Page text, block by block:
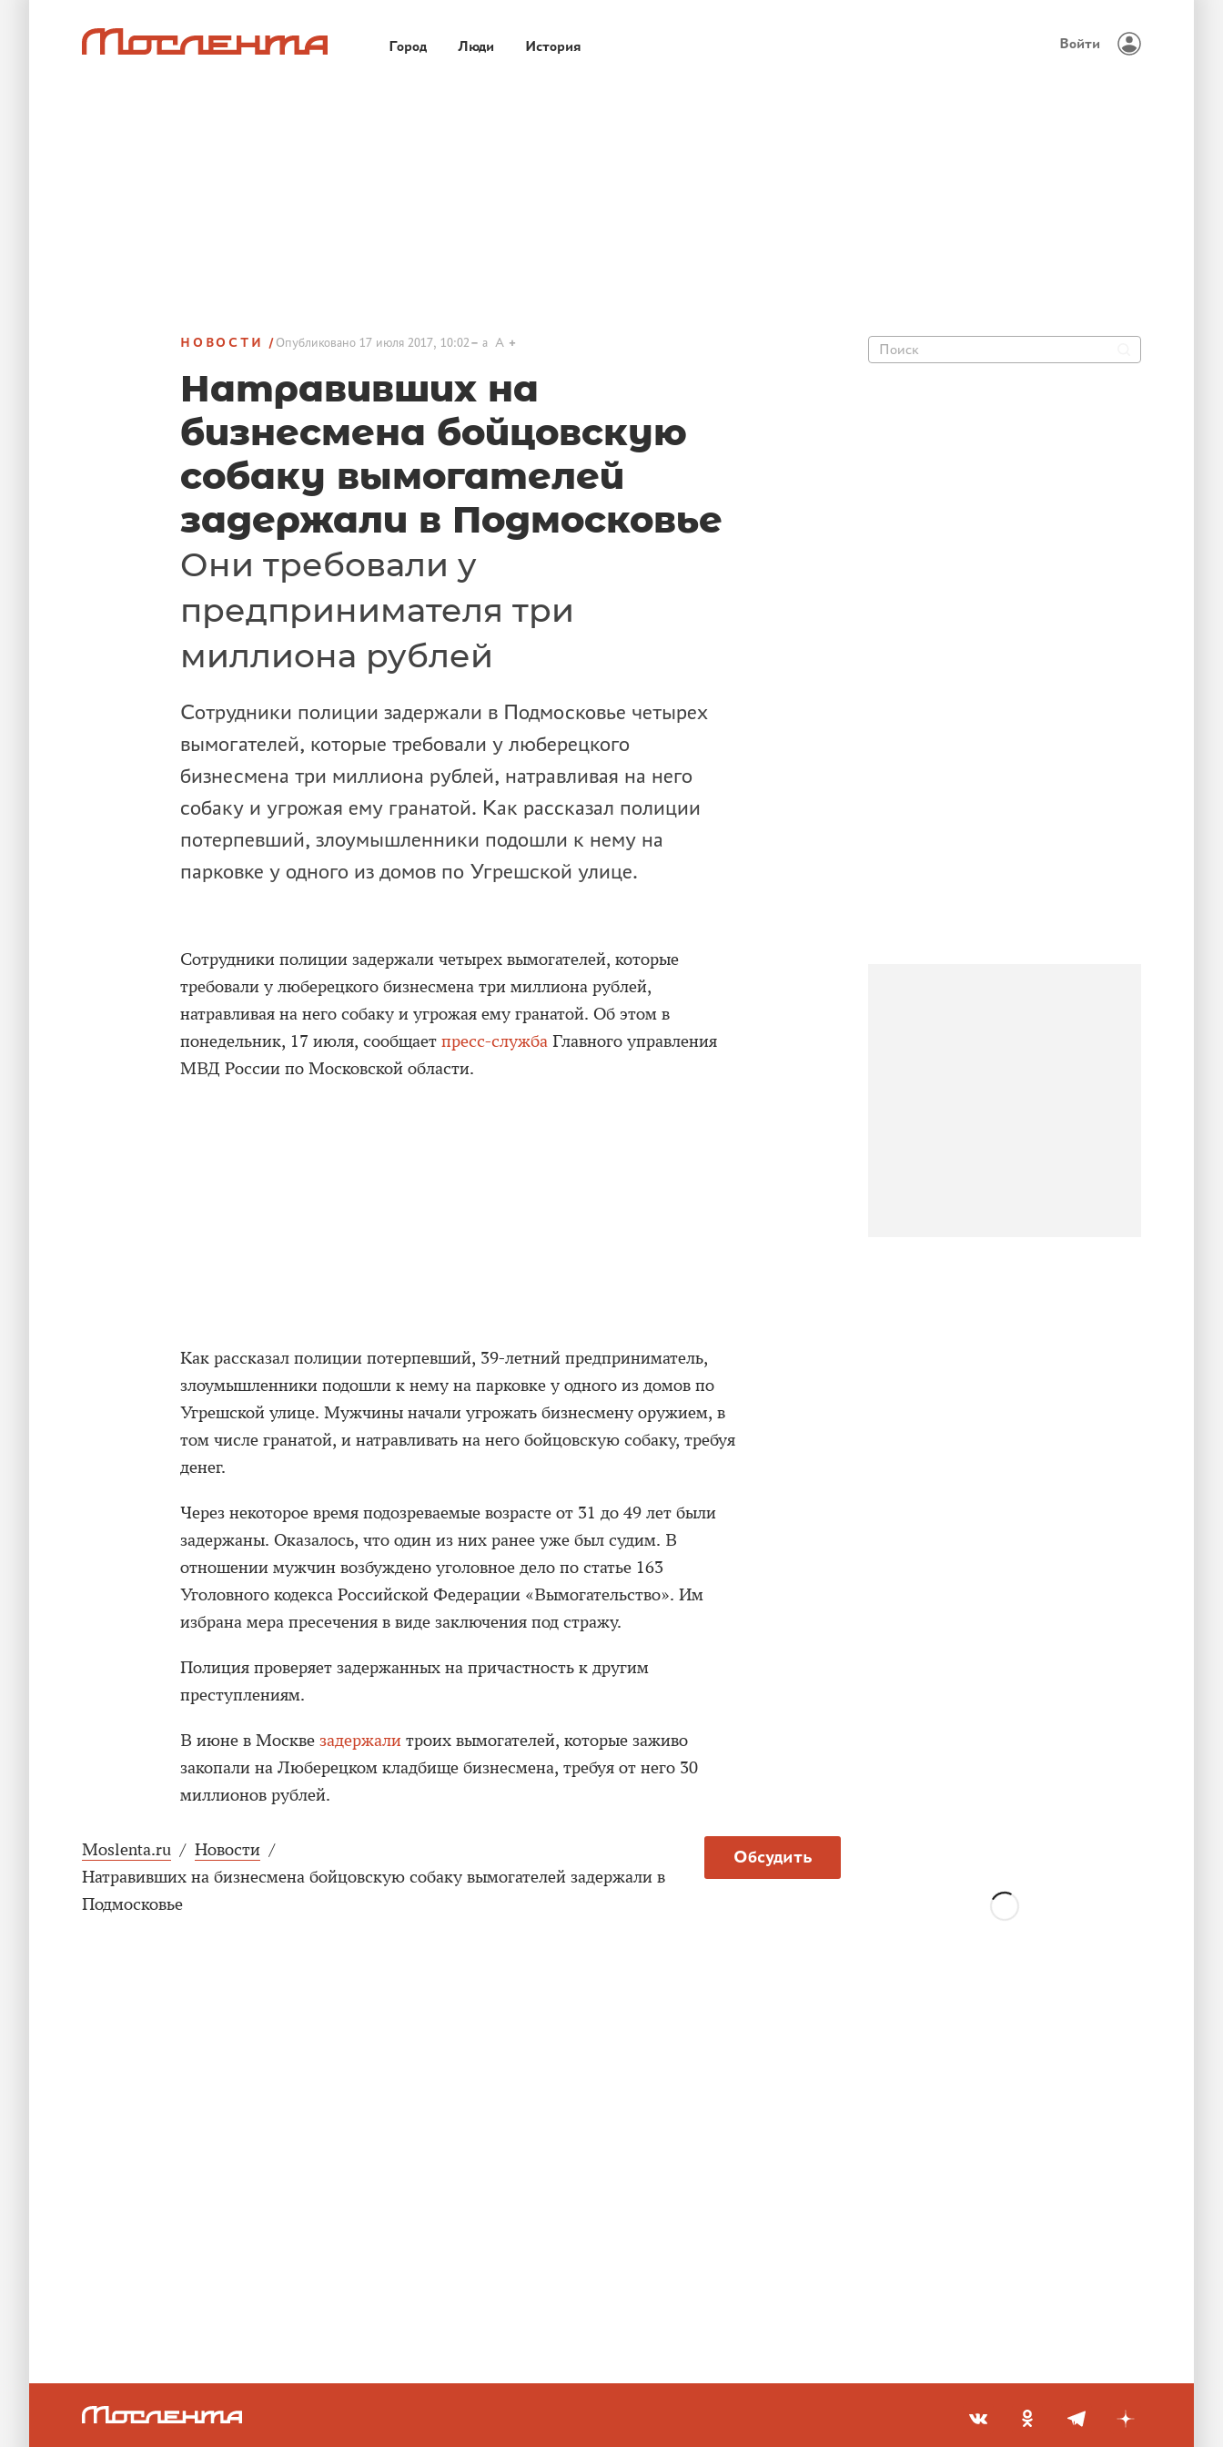
Город Люди История Войти
НОВОСТИ Опубликовано17 июля 2017, 10:02 a A
Натравивших на
бизнесмена бойцовскую
собаку вымогателей
задержали в Подмосковье
Они требовали у
предпринимателя три
миллиона рублей
Сотрудники полиции задержали в Подмосковье четырех
вымогателей, которые требовали у люберецкого
бизнесмена три миллиона рублей, натравливая на него
собаку и угрожая ему гранатой. Как рассказал полиции
потерпевший, злоумышленники подошли к нему на
парковке у одного из домов по Угрешской улице.
Сотрудники полиции задержали четырех вымогателей, которые
требовали у люберецкого бизнесмена три миллиона рублей,
натравливая на него собаку и угрожая ему гранатой. Об этом в
понедельник, 17 июля, сообщает пресс-служба Главного управления
МВД России по Московской области.
Как рассказал полиции потерпевший, 39-летний предприниматель,
злоумышленники подошли к нему на парковке у одного из домов по
Угрешской улице. Мужчины начали угрожать бизнесмену оружием, в
том числе гранатой, и натравливать на него бойцовскую собаку, требуя
денег.
Через некоторое время подозреваемые возрасте от 31 до 49 лет были
задержаны. Оказалось, что один из них ранее уже был судим. В
отношении мужчин возбуждено уголовное дело по статье 163
Уголовного кодекса Российской Федерации «Вымогательство». Им
избрана мера пресечения в виде заключения под стражу.
Полиция проверяет задержанных на причастность к другим
преступлениям.
В июне в Москве задержали троих вымогателей, которые заживо
закопали на Люберецком кладбище бизнесмена, требуя от него 30
миллионов рублей.
Обсудить
Moslenta.ru / Новости /
Натравивших на бизнесмена бойцовскую собаку вымогателей задержали в
Подмосковье